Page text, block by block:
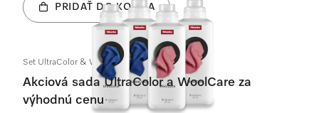
PRIDAŤ DO KOŠÍKA
Set UltraColor & WoolCare
Akciová sada UltraColor a WoolCare za
výhodnú cenu